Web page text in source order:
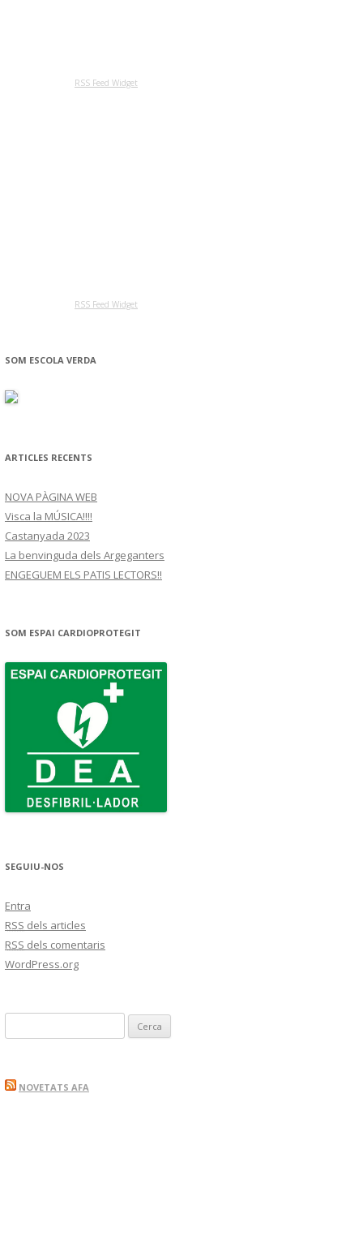
RSS Feed Widget
RSS Feed Widget
SOM ESCOLA VERDA
ARTICLES RECENTS
NOVA PÀGINA WEB
Visca la MÚSICA!!!!
Castanyada 2023
La benvinguda dels Argeganters
ENGEGUEM ELS PATIS LECTORS!!
SOM ESPAI CARDIOPROTEGIT
SEGUIU-NOS
Entra
RSS dels articles
RSS dels comentaris
WordPress.org
e
c
NOVETATS AFA